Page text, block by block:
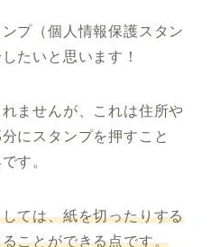
プ（個人情報保護スタン
たいと思います！
ませんが、これは住所や
にスタンプを押すこと
す。
ては、紙を切ったりする
ことができる点です。